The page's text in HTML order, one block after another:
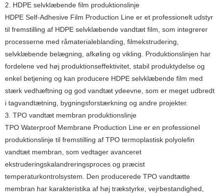
2. HDPE selvklæbende film produktionslinje
HDPE Self-Adhesive Film Production Line er et professionelt udstyr
til fremstilling af HDPE selvklæbende vandtæt film, som integrerer
processerne med råmaterialeblanding, filmekstrudering,
selvklæbende belægning, afkøling og vikling. Produktionslinjen har
fordelene ved høj produktionseffektivitet, stabil produktydelse og
enkel betjening og kan producere HDPE selvklæbende film med
stærk vedhæftning og god vandtæt ydeevne, som er meget udbredt
i tagvandtætning, bygningsforstærkning og andre projekter.
3. TPO vandtæt membran produktionslinje
TPO Waterproof Membrane Production Line er en professionel
produktionslinje til fremstilling af TPO termoplastisk polyolefin
vandtæt membran, som vedtager avanceret
ekstruderingskalandreringsproces og præcist
temperaturkontrolsystem. Den producerede TPO vandtætte
membran har karakteristika af høj trækstyrke, vejrbestandighed,